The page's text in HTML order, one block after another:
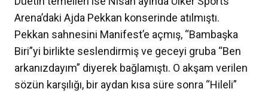
Arena’daki Ajda Pekkan konserinde atılmıştı.
Pekkan sahnesini Manifest’e açmış, “Bambaşka
Biri”yi birlikte seslendirmiş ve geceyi gruba “Ben
arkanızdayım” diyerek bağlamıştı. O akşam verilen
sözün karşılığı, bir aydan kısa süre sonra “Hileli”